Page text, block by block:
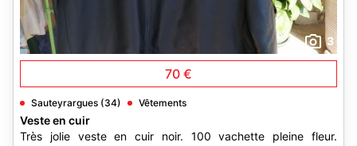
3
70 €
Sauteyrargues (34) Vêtements
Veste en cuir
Très jolie veste en cuir noir. 100 vachette pleine fleur.